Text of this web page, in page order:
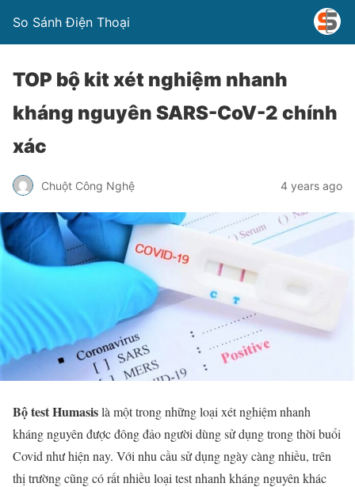
So Sánh Điện Thoại
TOP bộ kit xét nghiệm nhanh
kháng nguyên SARS-CoV-2 chính
xác
Chuột Công Nghệ 4 years ago
Bộ test Humasislà một trong những loại xét nghiệm nhanh
kháng nguyên được đông đảo người dùng sử dụng trong thời buổi
Covid như hiện nay. Với nhu cầu sử dụng ngày càng nhiều, trên
thị trường cũng có rất nhiều loại test nhanh kháng nguyên khác